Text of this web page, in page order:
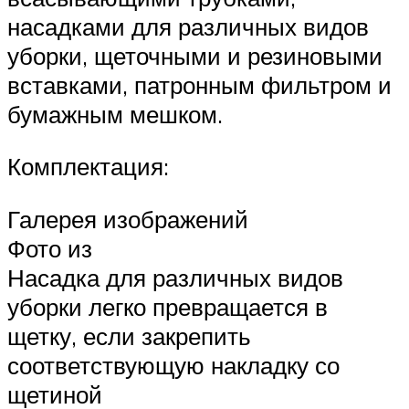
насадками для различных видов
уборки, щеточными и резиновыми
вставками, патронным фильтром и
бумажным мешком.
Комплектация:
Галерея изображений
Фото из
Насадка для различных видов
уборки легко превращается в
щетку, если закрепить
соответствующую накладку со
щетиной